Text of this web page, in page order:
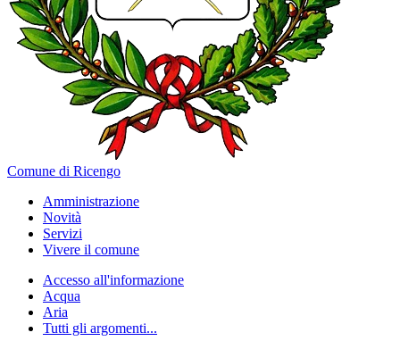
Comune di Ricengo
Amministrazione
Novità
Servizi
Vivere il comune
Accesso all'informazione
Acqua
Aria
Tutti gli argomenti...